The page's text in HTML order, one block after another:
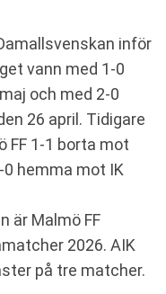
inför
vann med 1-0
och med 2-0
26 april. Tidigare
FF 1-1 borta mot
0 hemma mot IK
är Malmö FF
2026. AIK
på tre matcher.